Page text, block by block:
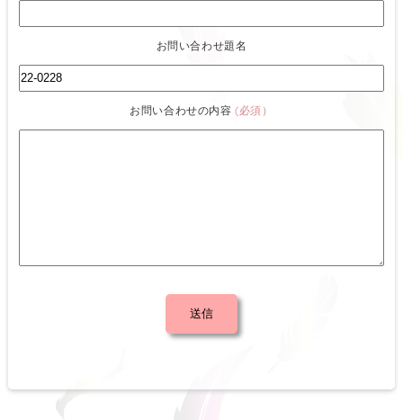
お問い合わせ題名
お問い合わせの内容(必須）